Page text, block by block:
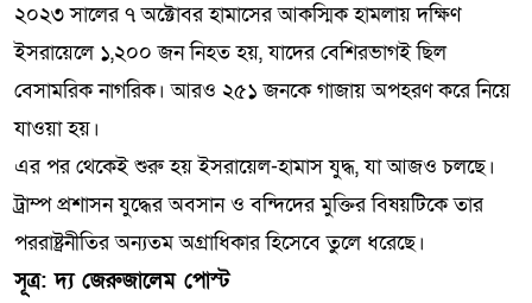
২০২৩ সালের ৭ অক্টোবর হামাসের আকস্মিক হামলায় দক্ষিণ
ইসরায়েলে ১,২০০ জন নিহত হয়, যাদের বেশিরভাগই ছিল
বেসামরিক নাগরিক। আরও ২৫১ জনকে গাজায় অপহরণ করে নিয়ে
যাওয়া হয়।
এর পর থেকেই শুরু হয় ইসরায়েল-হামাস যুদ্ধ, যা আজও চলছে।
ট্রাম্প প্রশাসন যুদ্ধের অবসান ও বন্দিদের মুক্তির বিষয়টিকে তার
পররাষ্ট্রনীতির অন্যতম অগ্রাধিকার হিসেবে তুলে ধরেছে।
সূত্র: দ্য জেরুজালেম পোস্ট